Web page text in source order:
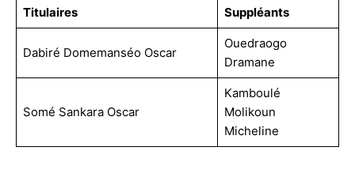
Titulaires Suppléants
Dabiré Domemanséo Oscar
Ouedraogo
Dramane
Somé Sankara Oscar
Kamboulé
Molikoun
Micheline